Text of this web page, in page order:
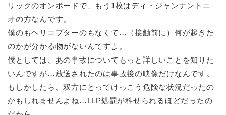
リックのオンボードで、もう1枚はディ・ジャンナントニ
オの方なんです。
僕のもヘリコプターのもなくて…（接触前に）何が起きた
のかが分かる物がないんですよ。
僕としては、あの事故についてもっと詳しいことを知りた
いんですが…放送されたのは事故後の映像だけなんです。
もしかしたら、双方にとってけっこう危険な状況だったの
かもしれませんよね…LLP処罰が科せられるほどだったの